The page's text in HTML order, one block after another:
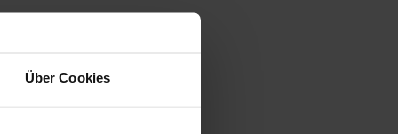
Über Cookies